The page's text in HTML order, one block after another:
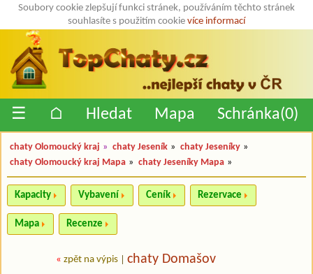
Soubory cookie zlepšují funkci stránek, používáním těchto stránek
souhlasíte s použitím cookie více informací
☰ ⌂ Hledat Mapa Schránka(0)
chaty Olomoucký kraj » chaty Jeseník » chaty Jeseníky »
chaty Olomoucký kraj Mapa » chaty Jeseníky Mapa »
Kapacity Vybavení Ceník Rezervace
Mapa Recenze
« zpět na výpis chaty Domašov